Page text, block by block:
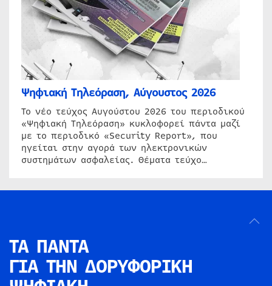
Ψηφιακή Τηλεόραση, Αύγουστος 2026
Το νέο τεύχος Αυγούστου 2026 του περιοδικού
«Ψηφιακή Τηλεόραση» κυκλοφορεί πάντα μαζί
με το περιοδικό «Security Report», που
ηγείται στην αγορά των ηλεκτρονικών
συστημάτων ασφαλείας. Θέματα τεύχο…
ΤΑ ΠΑΝΤΑ
ΓΙΑ ΤΗΝ ΔΟΡΥΦΟΡΙΚΗ